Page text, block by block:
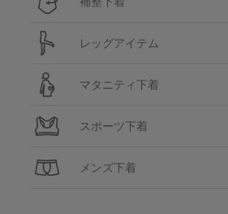
レッグアイテム
マタニティ下着
スポーツ下着
メンズ下着